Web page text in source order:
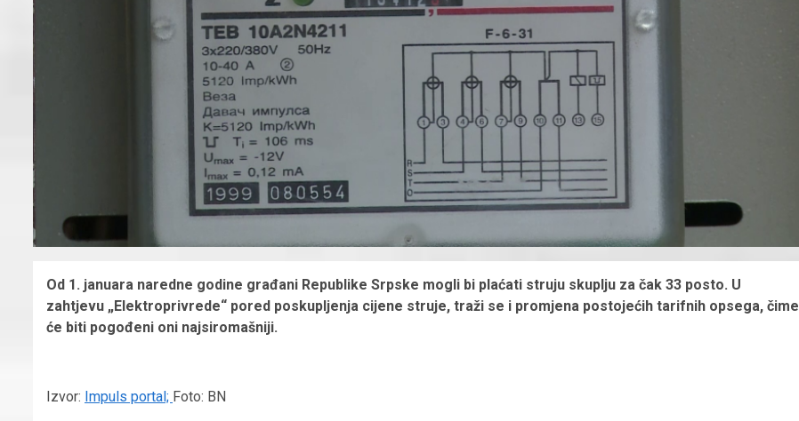
Od 1. januara naredne godine građani Republike Srpske mogli bi plaćati struju skuplju za čak 33 posto. U
zahtjevu „Elektroprivrede“ pored poskupljenja cijene struje, traži se i promjena postojećih tarifnih opsega, čime
će biti pogođeni oni najsiromašniji.
Izvor: Impuls portal; Foto: BN